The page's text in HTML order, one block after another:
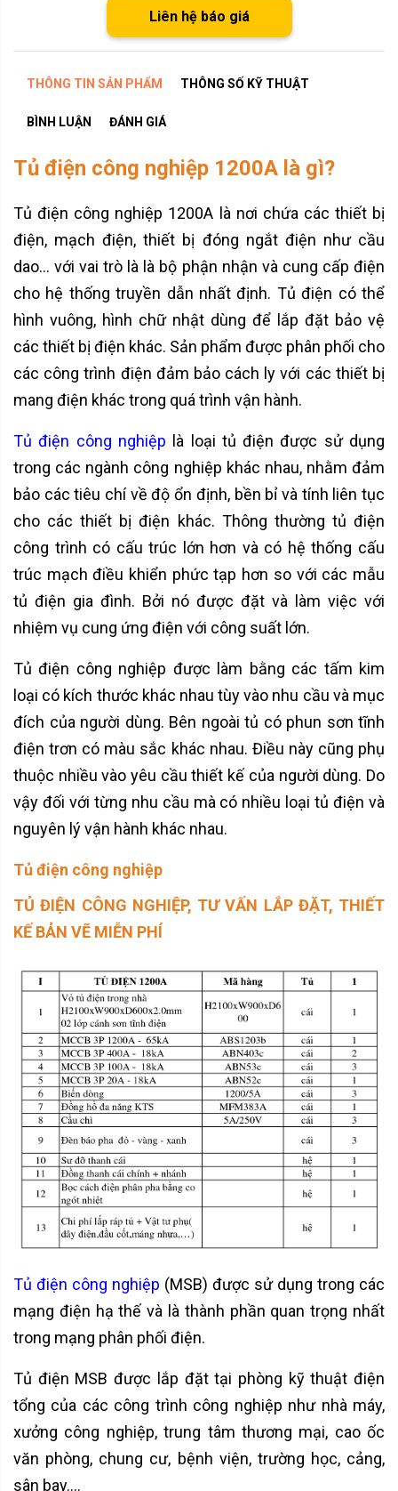
Liên hệ báo giá
THÔNG TIN SẢN PHẨM THÔNG SỐ KỸ THUẬT
BÌNH LUẬN ĐÁNH GIÁ
Tủ điện công nghiệp 1200A là gì?
Tủ điện công nghiệp 1200A là nơi chứa các thiết bị
điện, mạch điện, thiết bị đóng ngắt điện như cầu
dao… với vai trò là là bộ phận nhận và cung cấp điện
cho hệ thống truyền dẫn nhất định. Tủ điện có thể
hình vuông, hình chữ nhật dùng để lắp đặt bảo vệ
các thiết bị điện khác. Sản phẩm được phân phối cho
các công trình điện đảm bảo cách ly với các thiết bị
mang điện khác trong quá trình vận hành.
Tủ điện công nghiệp là loại tủ điện được sử dụng
trong các ngành công nghiệp khác nhau, nhằm đảm
bảo các tiêu chí về độ ổn định, bền bỉ và tính liên tục
cho các thiết bị điện khác. Thông thường tủ điện
công trình có cấu trúc lớn hơn và có hệ thống cấu
trúc mạch điều khiển phức tạp hơn so với các mẫu
tủ điện gia đình. Bởi nó được đặt và làm việc với
nhiệm vụ cung ứng điện với công suất lớn.
Tủ điện công nghiệp được làm bằng các tấm kim
loại có kích thước khác nhau tùy vào nhu cầu và mục
đích của người dùng. Bên ngoài tủ có phun sơn tĩnh
điện trơn có màu sắc khác nhau. Điều này cũng phụ
thuộc nhiều vào yêu cầu thiết kế của người dùng. Do
vậy đối với từng nhu cầu mà có nhiều loại tủ điện và
nguyên lý vận hành khác nhau.
Tủ điện công nghiệp
TỦ ĐIỆN CÔNG NGHIỆP, TƯ VẤN LẮP ĐẶT, THIẾT
KẾ BẢN VẼ MIỄN PHÍ
Tủ điện công nghiệp (MSB) được sử dụng trong các
mạng điện hạ thế và là thành phần quan trọng nhất
trong mạng phân phối điện.
Tủ điện MSB được lắp đặt tại phòng kỹ thuật điện
tổng của các công trình công nghiệp như nhà máy,
xưởng công nghiệp, trung tâm thương mại, cao ốc
văn phòng, chung cư, bệnh viện, trường học, cảng,
sân bay….